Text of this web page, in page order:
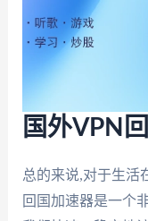
国外VPN
总的来说,对于生活
回国加速器是一个